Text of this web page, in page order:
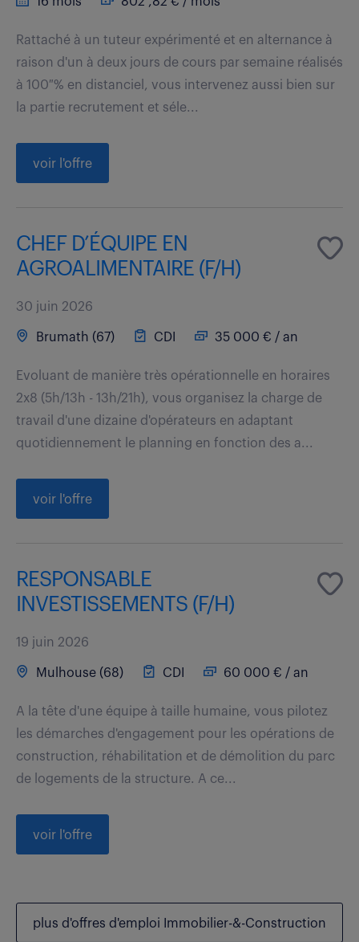
Rattaché à un tuteur expérimenté et en alternance à
raison d'un à deux jours de cours par semaine réalisés
à 100 % en distanciel, vous intervenez aussi bien sur
la partie recrutement et séle...
voir l'offre
CHEF D’ÉQUIPE EN
AGROALIMENTAIRE (F/H)
30 juin 2026
Brumath (67) CDI 35 000 € / an
Evoluant de manière très opérationnelle en horaires
2x8 (5h/13h - 13h/21h), vous organisez la charge de
travail d'une dizaine d'opérateurs en adaptant
quotidiennement le planning en fonction des a...
voir l'offre
RESPONSABLE
INVESTISSEMENTS (F/H)
19 juin 2026
Mulhouse (68) CDI 60 000 € / an
A la tête d'une équipe à taille humaine, vous pilotez
les démarches d'engagement pour les opérations de
construction, réhabilitation et de démolition du parc
de logements de la structure. A ce...
voir l'offre
plus d'offres d'emploi Immobilier-&-Construction